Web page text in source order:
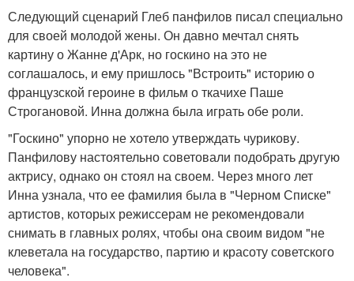
Следующий сценарий Глеб панфилов писал специально
для своей молодой жены. Он давно мечтал снять
картину о Жанне д'Арк, но госкино на это не
соглашалось, и ему пришлось "Встроить" историю о
французской героине в фильм о ткачихе Паше
Строгановой. Инна должна была играть обе роли.
"Госкино" упорно не хотело утверждать чурикову.
Панфилову настоятельно советовали подобрать другую
актрису, однако он стоял на своем. Через много лет
Инна узнала, что ее фамилия была в "Черном Списке"
артистов, которых режиссерам не рекомендовали
снимать в главных ролях, чтобы она своим видом "не
клеветала на государство, партию и красоту советского
человека".